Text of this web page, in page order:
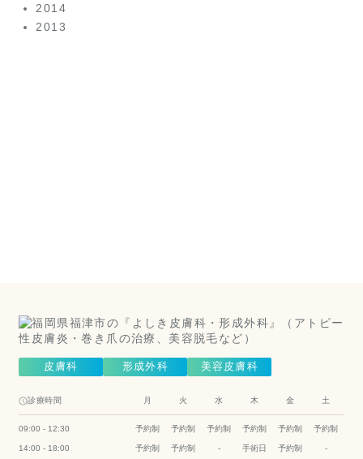
2014
2013
皮膚科 形成外科 美容皮膚科
診療時間 月 火 水 木 金 土
09:00 - 12:30 予約制 予約制 予約制 予約制 予約制 予約制
14:00 - 18:00 予約制 予約制 - 手術日 予約制 -